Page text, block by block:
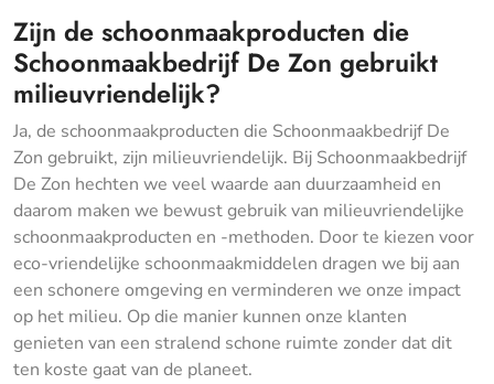
Zijn de schoonmaakproducten die
Schoonmaakbedrijf De Zon gebruikt
milieuvriendelijk?
Ja, de schoonmaakproducten die Schoonmaakbedrijf De
Zon gebruikt, zijn milieuvriendelijk. Bij Schoonmaakbedrijf
De Zon hechten we veel waarde aan duurzaamheid en
daarom maken we bewust gebruik van milieuvriendelijke
schoonmaakproducten en -methoden. Door te kiezen voor
eco-vriendelijke schoonmaakmiddelen dragen we bij aan
een schonere omgeving en verminderen we onze impact
op het milieu. Op die manier kunnen onze klanten
genieten van een stralend schone ruimte zonder dat dit
ten koste gaat van de planeet.